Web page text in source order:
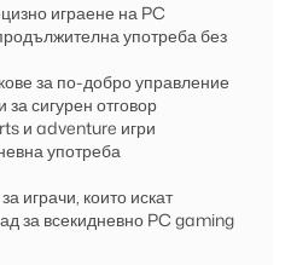
играене на PC
употреба без
за по-добро управление
сигурен отговор
и adventure игри
употреба
играчи, които искат
за всекидневно PC gaming